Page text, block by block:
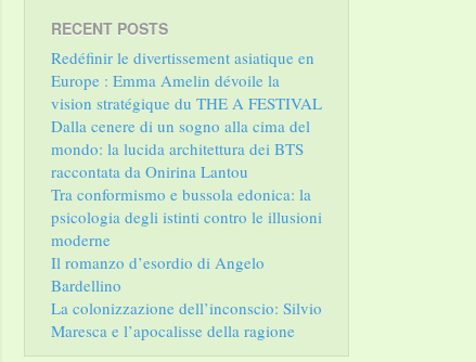
RECENT POSTS
Redéfinir le divertissement asiatique en
Europe : Emma Amelin dévoile la
vision stratégique du THE A FESTIVAL
Dalla cenere di un sogno alla cima del
mondo: la lucida architettura dei BTS
raccontata da Onirina Lantou
Tra conformismo e bussola edonica: la
psicologia degli istinti contro le illusioni
moderne
Il romanzo d’esordio di Angelo
Bardellino
La colonizzazione dell’inconscio: Silvio
Maresca e l’apocalisse della ragione